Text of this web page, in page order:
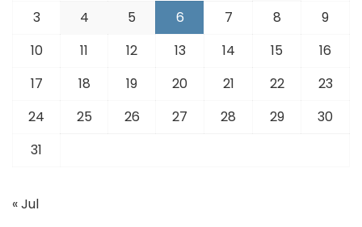
3
4 5 6 7 8
9
10
11 12 13 14 15
16
17
18 19 20 21 22
23
24
25 26 27 28 29
30
31
« Jul